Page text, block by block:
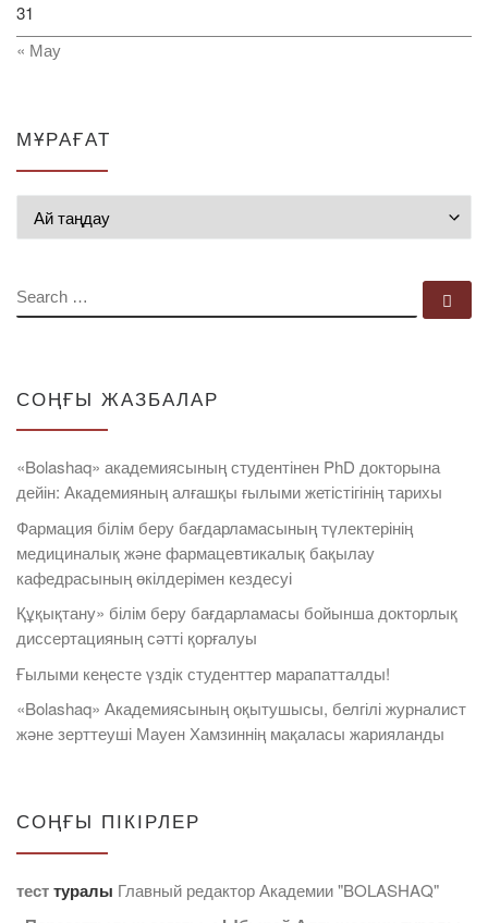
31
« Мау
МҰРАҒАТ
SEARCH
СОҢҒЫ ЖАЗБАЛАР
«Bolashaq» академиясының студентінен PhD докторына
дейін: Академияның алғашқы ғылыми жетістігінің тарихы
Фармация білім беру бағдарламасының түлектерінің
медициналық және фармацевтикалық бақылау
кафедрасының өкілдерімен кездесуі
Құқықтану» білім беру бағдарламасы бойынша докторлық
диссертацияның сәтті қорғалуы
Ғылыми кеңесте үздік студенттер марапатталды!
«Bolashaq» Академиясының оқытушысы, белгілі журналист
және зерттеуші Мауен Хамзиннің мақаласы жарияланды
СОҢҒЫ ПІКІРЛЕР
тесттуралы Главный редактор Академии "BOLASHAQ"